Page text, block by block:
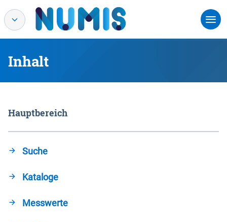
Inhalt
Hauptbereich
Suche
Kataloge
Messwerte